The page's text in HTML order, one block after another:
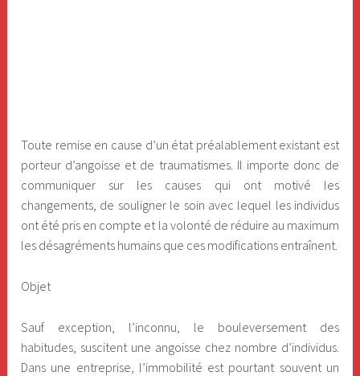
Toute remise en cause d’un état préalablement existant est
porteur d’angoisse et de traumatismes. Il importe donc de
communiquer sur les causes qui ont motivé les
changements, de souligner le soin avec lequel les individus
ont été pris en compte et la volonté de réduire au maximum
les désagréments humains que ces modifications entraînent.
Objet
Sauf exception, l’inconnu, le bouleversement des
habitudes, suscitent une angoisse chez nombre d’individus.
Dans une entreprise, l’immobilité est pourtant souvent un